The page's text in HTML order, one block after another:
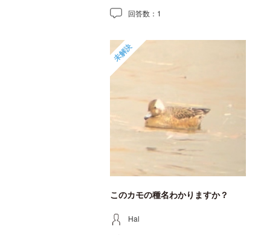
回答数： 1
未解決
このカモの種名わかりますか？
Hal